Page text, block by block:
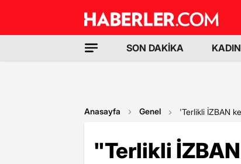
SON DAKİKA KADIN
Anasayfa Genel 'Terlikli İZBAN
"Terlikli